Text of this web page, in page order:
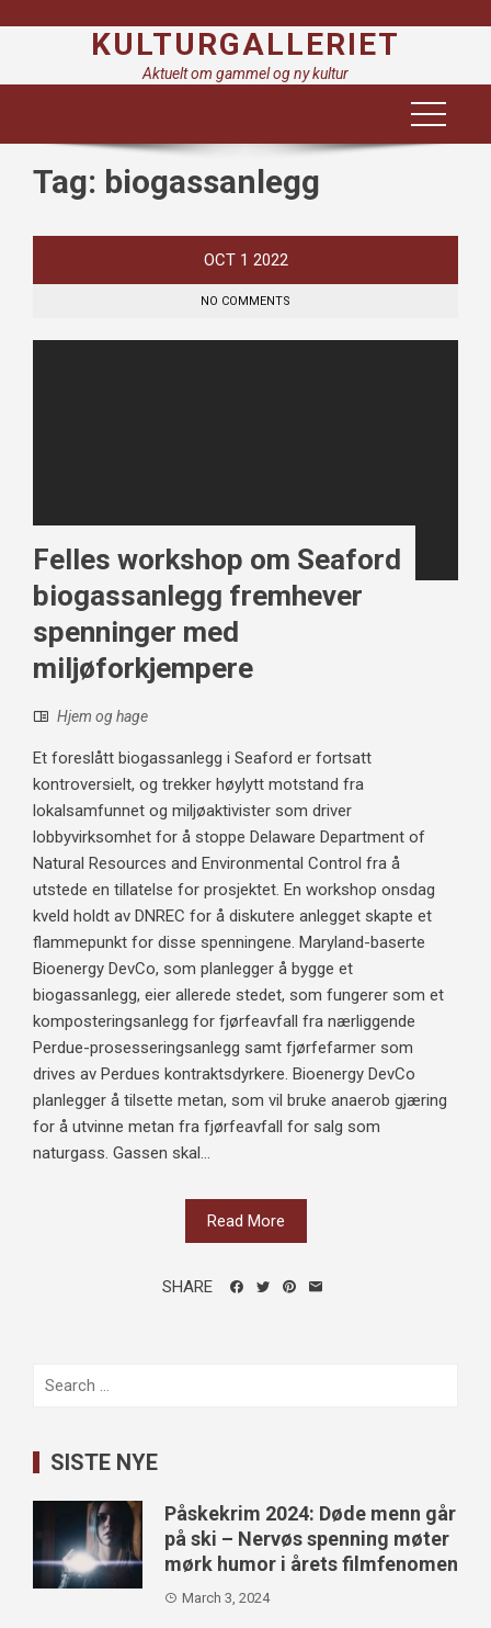
KULTURGALLERIET
Aktuelt om gammel og ny kultur
Tag: biogassanlegg
OCT 1 2022
NO COMMENTS
Felles workshop om Seaford
biogassanlegg fremhever
spenninger med
miljøforkjempere
Hjem og hage
Et foreslått biogassanlegg i Seaford er fortsatt
kontroversielt, og trekker høylytt motstand fra
lokalsamfunnet og miljøaktivister som driver
lobbyvirksomhet for å stoppe Delaware Department of
Natural Resources and Environmental Control fra å
utstede en tillatelse for prosjektet. En workshop onsdag
kveld holdt av DNREC for å diskutere anlegget skapte et
flammepunkt for disse spenningene. Maryland-baserte
Bioenergy DevCo, som planlegger å bygge et
biogassanlegg, eier allerede stedet, som fungerer som et
komposteringsanlegg for fjørfeavfall fra nærliggende
Perdue-prosesseringsanlegg samt fjørfefarmer som
drives av Perdues kontraktsdyrkere. Bioenergy DevCo
planlegger å tilsette metan, som vil bruke anaerob gjæring
for å utvinne metan fra fjørfeavfall for salg som
naturgass. Gassen skal...
Read More
SHARE
Search
SISTE NYE
Påskekrim 2024: Døde menn går
på ski – Nervøs spenning møter
mørk humor i årets filmfenomen
March 3, 2024